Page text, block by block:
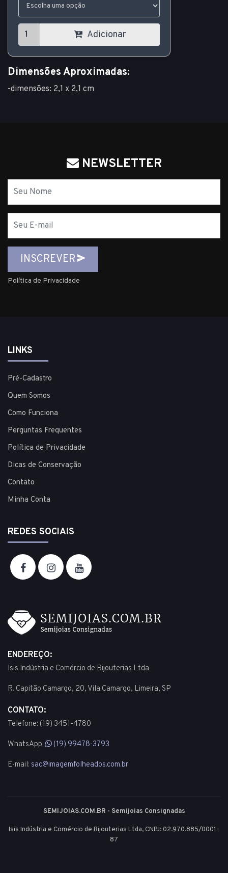
Adicionar
Dimensões Aproximadas:
-dimensões: 2,1 x 2,1 cm
NEWSLETTER
mail
INSCREVER
Política de Privacidade
LINKS
Pré-Cadastro
Quem Somos
Como Funciona
Perguntas Frequentes
Política de Privacidade
Dicas de Conservação
Contato
Minha Conta
REDES SOCIAIS
ENDEREÇO:
Isis Indústria e Comércio de Bijouterias Ltda
R. Capitão Camargo, 20, Vila Camargo, Limeira, SP
CONTATO:
Telefone: (19) 3451-4780
WhatsApp: (19) 99478-3793
E-mail: sac@imagemfolheados.com.br
SEMIJOIAS.COM.BR - Semijoias Consignadas
Isis Indústria e Comércio de Bijouterias Ltda, CNPJ: 02.970.885/0001-
87